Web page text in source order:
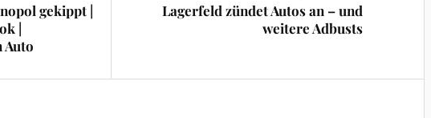
gekippt |
|
Auto
Lagerfeld zündet Autos an – und
weitere Adbusts